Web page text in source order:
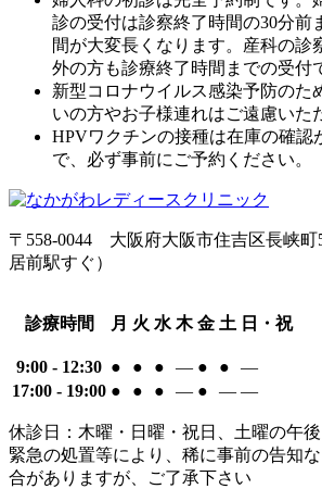
診の受付は診察終了時間の30分前
間が大変長くなります。産科の診
外の方も診療終了時間までの受付
新型コロナウイルス感染予防のた
いの方やお子様連れはご遠慮いた
HPVワクチンの接種は在庫の確認
で、必ず事前にご予約ください。
〒558-0044 大阪府大阪市住吉区長峡町
居前駅すぐ）
診療時間 月 火 水 木 金 土 日・祝
9:00 - 12:30 ● ● ● ― ● ●
―
17:00 - 19:00 ● ● ● ― ● ― ―
休診日：木曜・日曜・祝日、土曜の午後
緊急の処置等により、稀に事前の告知
合がありますが、ご了承下さい